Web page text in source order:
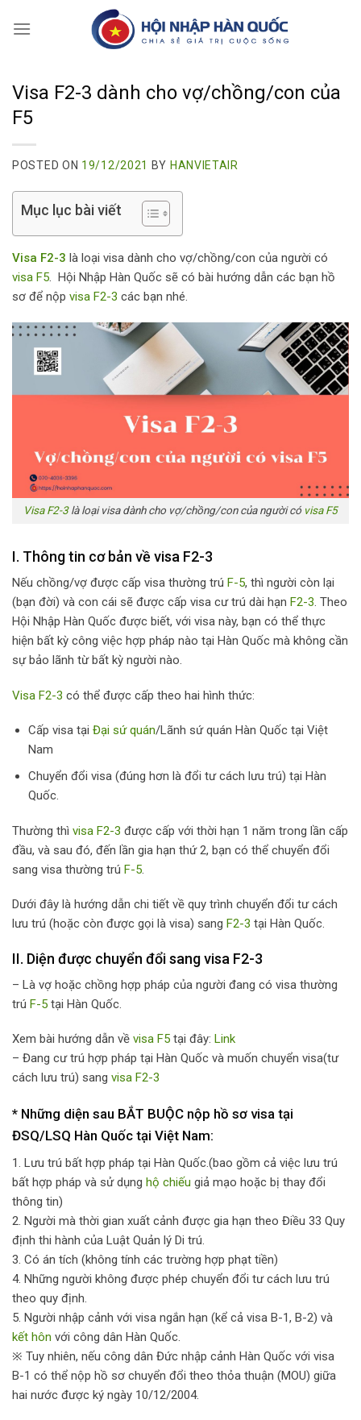
Visa F2-3 dành cho vợ/chồng/con của
F5
POSTED ON 19/12/2021 BY HANVIETAIR
Mục lục bài viết
Visa F2-3 là loại visa dành cho vợ/chồng/con của người có
visa F5. Hội Nhập Hàn Quốc sẽ có bài hướng dẫn các bạn hồ
sơ để nộp visa F2-3 các bạn nhé.
Visa F2-3là loại visa dành cho vợ/chồng/con của người có visa F5
I. Thông tin cơ bản về visa F2-3
Nếu chồng/vợ được cấp visa thường trú F-5, thì người còn lại
(bạn đời) và con cái sẽ được cấp visa cư trú dài hạn F2-3. Theo
Hội Nhập Hàn Quốc được biết, với visa này, bạn có thể thực
hiện bất kỳ công việc hợp pháp nào tại Hàn Quốc mà không cần
sự bảo lãnh từ bất kỳ người nào.
Visa F2-3 có thể được cấp theo hai hình thức:
Cấp visa tại Đại sứ quán/Lãnh sứ quán Hàn Quốc tại Việt
Nam
Chuyển đổi visa (đúng hơn là đổi tư cách lưu trú) tại Hàn
Quốc.
Thường thì visa F2-3 được cấp với thời hạn 1 năm trong lần cấp
đầu, và sau đó, đến lần gia hạn thứ 2, bạn có thể chuyển đổi
sang visa thường trú F-5.
Dưới đây là hướng dẫn chi tiết về quy trình chuyển đổi tư cách
lưu trú (hoặc còn được gọi là visa) sang F2-3 tại Hàn Quốc.
II. Diện được chuyển đổi sang visa F2-3
– Là vợ hoặc chồng hợp pháp của người đang có visa thường
trú F-5 tại Hàn Quốc.
Xem bài hướng dẫn về visa F5 tại đây: Link
– Đang cư trú hợp pháp tại Hàn Quốc và muốn chuyển visa(tư
cách lưu trú) sang visa F2-3
* Những diện sau BẮT BUỘC nộp hồ sơ visa tại
ĐSQ/LSQ Hàn Quốc tại Việt Nam:
1. Lưu trú bất hợp pháp tại Hàn Quốc.(bao gồm cả việc lưu trú
bất hợp pháp và sử dụng hộ chiếu giả mạo hoặc bị thay đổi
thông tin)
2. Người mà thời gian xuất cảnh được gia hạn theo Điều 33 Quy
định thi hành của Luật Quản lý Di trú.
3. Có án tích (không tính các trường hợp phạt tiền)
4. Những người không được phép chuyển đổi tư cách lưu trú
theo quy định.
5. Người nhập cảnh với visa ngắn hạn (kể cả visa B-1, B-2) và
kết hôn với công dân Hàn Quốc.
※ Tuy nhiên, nếu công dân Đức nhập cảnh Hàn Quốc với visa
B-1 có thể nộp hồ sơ chuyển đổi theo thỏa thuận (MOU) giữa
hai nước được ký ngày 10/12/2004.